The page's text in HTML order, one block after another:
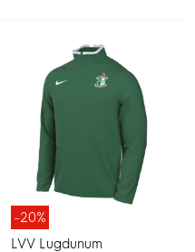
-20%
LVV Lugdunum